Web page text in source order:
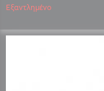
Εξαντλημένο